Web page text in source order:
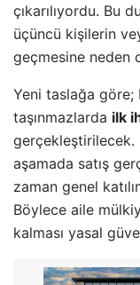
çıkarılıyordu. Bu
üçüncü kişilerin
geçmesine neden
Yeni taslağa göre;
taşınmazlarda ilk
gerçekleştirilecek.
aşamada satış
zaman genel
Böylece aile
kalması yasal